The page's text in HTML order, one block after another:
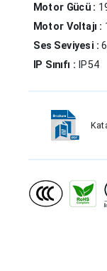
Motor Gücü :
Motor Voltajı :
Ses Seviyesi :
IP Sınıfı : IP54